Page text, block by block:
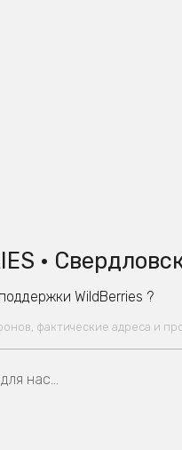
•
WildBerries ?
фактические адреса и